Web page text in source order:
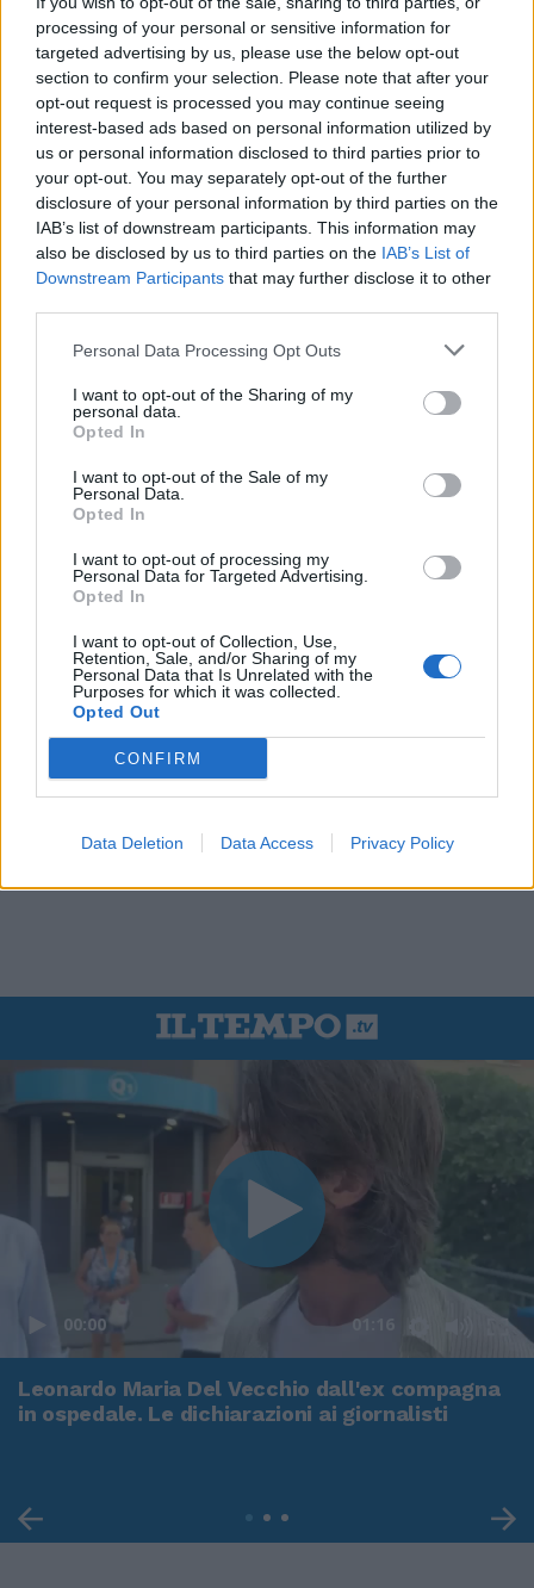
processing of your personal or sensitive information for
targeted advertising by us, please use the below opt-out
section to confirm your selection. Please note that after your
opt-out request is processed you may continue seeing
interest-based ads based on personal information utilized by
us or personal information disclosed to third parties prior to
your opt-out. You may separately opt-out of the further
disclosure of your personal information by third parties on the
IAB’s list of downstream participants. This information may
also be disclosed by us to third parties on the IAB’s List of
Downstream Participants that may further disclose it to other
Personal Data Processing Opt Outs
I want to opt-out of the Sharing of my
personal data.
Opted In
I want to opt-out of the Sale of my
Personal Data.
Opted In
I want to opt-out of processing my
Personal Data for Targeted Advertising.
Opted In
I want to opt-out of Collection, Use,
Retention, Sale, and/or Sharing of my
Personal Data that Is Unrelated with the
Purposes for which it was collected.
Opted Out
CONFIRM
Data Deletion Data Access Privacy Policy
00:00 01:16
Leonardo Maria Del Vecchio dall'ex compagna
in ospedale. Le dichiarazioni ai giornalisti